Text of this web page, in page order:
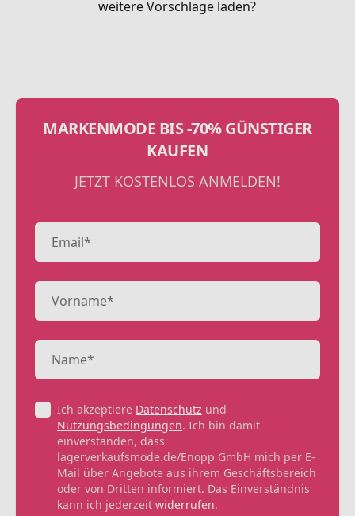
weitere Vorschläge laden?
MARKENMODE BIS -70% GÜNSTIGER
KAUFEN
JETZT KOSTENLOS ANMELDEN!
Ich akzeptiere Datenschutz und
Nutzungsbedingungen. Ich bin damit
einverstanden, dass
lagerverkaufsmode.de/Enopp GmbH mich per E-
Mail über Angebote aus ihrem Geschäftsbereich
oder von Dritten informiert. Das Einverständnis
kann ich jederzeit widerrufen.